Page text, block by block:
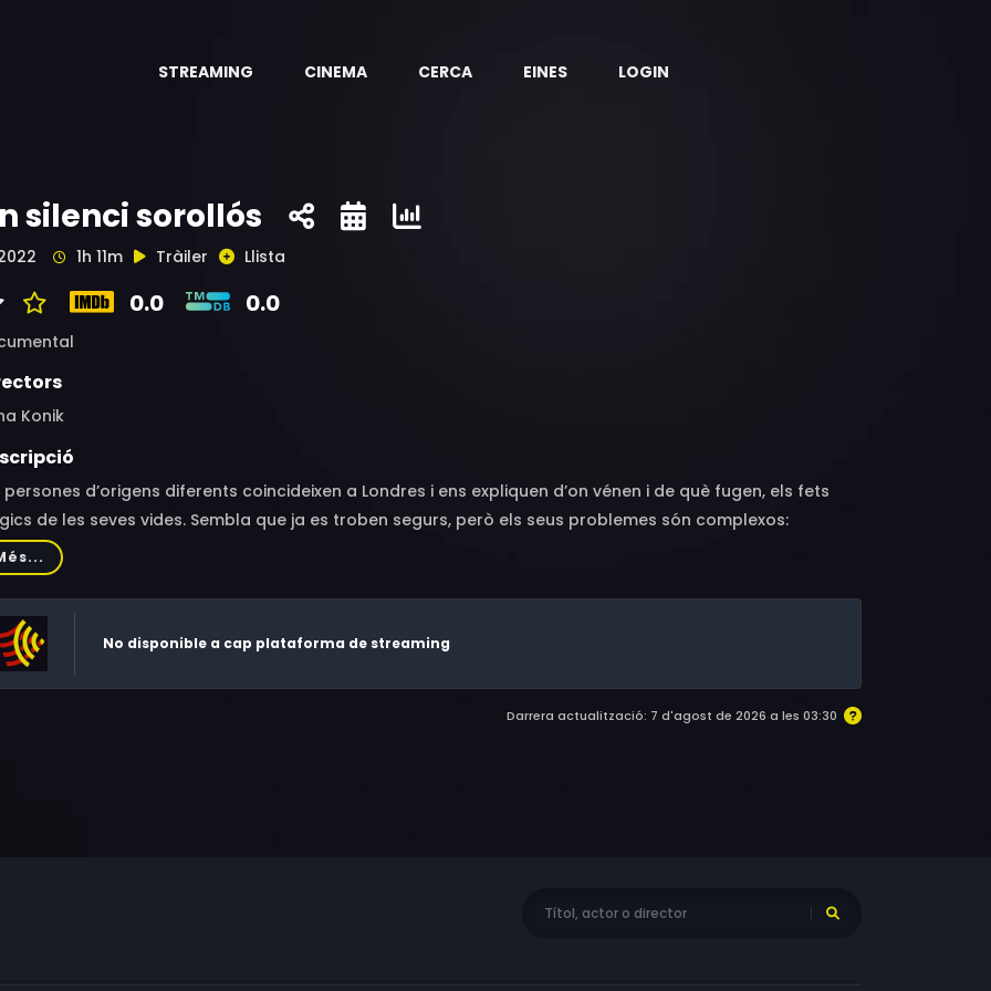
STREAMING CINEMA CERCA EINES LOGIN
silenci sorollós
1h 11m Tràiler Llista
0.0 0.0
Konik
persones d’origens diferents coincideixen a Londres i ens expliquen d’on vénen i de què fugen, els fets
de les seves vides. Sembla que ja es troben segurs, però els seus problemes són complexos:
racisme, soledat, tràmits d’asil interminables sense permís per treballar mentrestant, incertesa
el futur i enyorança de la família i la llar. De mica en mica, anem reconstruint set històries
set batalles desesperades per la llibertat i la dignitat.
No disponible a cap plataforma de streaming
Darrera actualització: 7 d'agost de 2026 a les 03:30